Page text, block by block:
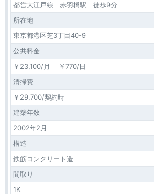
都営大江戸線 赤羽橋駅 徒歩9分
所在地
東京都港区芝3丁目40-9
公共料金
￥23,100/月 ￥770/日
清掃費
￥29,700/契約時
建築年数
2002年2月
構造
鉄筋コンクリート造
間取り
1K